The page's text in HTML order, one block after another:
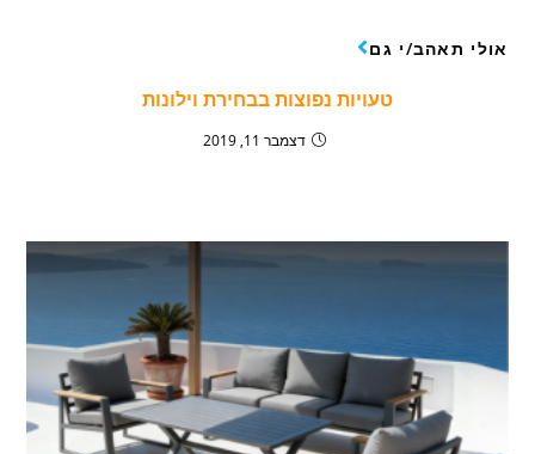
אולי תאהב/י גם
טעויות נפוצות בבחירת וילונות
דצמבר 11, 2019